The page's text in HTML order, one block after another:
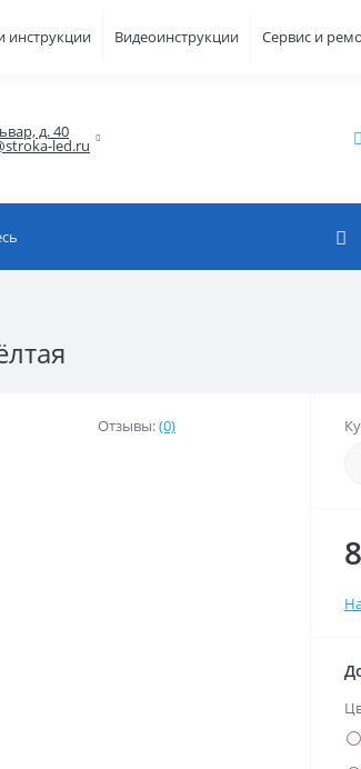
инструкции Видеоинструкции Сервис и
д. 40
led.ru
Отзывы:(0)